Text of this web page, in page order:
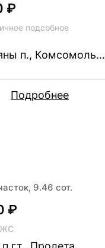
₽
подсобное
п., Комсомоль...
Подробнее
9.46 сот.
₽